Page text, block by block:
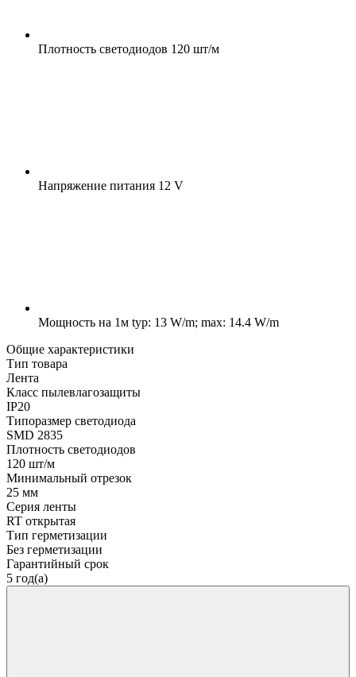
Плотность светодиодов 120 шт/м
Напряжение питания 12 V
Мощность на 1м typ: 13 W/m; max: 14.4 W/m
Общие характеристики
Тип товара
Лента
Класс пылевлагозащиты
IP20
Типоразмер светодиода
SMD 2835
Плотность светодиодов
120 шт/м
Минимальный отрезок
25 мм
Серия ленты
RT открытая
Тип герметизации
Без герметизации
Гарантийный срок
5 год(а)